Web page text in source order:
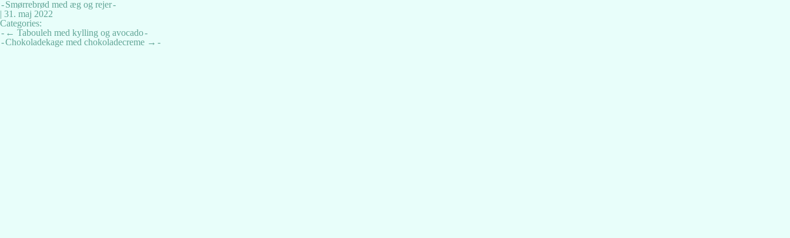
Smørrebrød med æg og rejer
| 31. maj 2022
Categories:
Indlægsnavigation
← Tabouleh med kylling og avocado
Chokoladekage med chokoladecreme →